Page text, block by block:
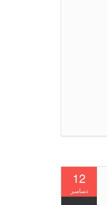
12
دسامبر